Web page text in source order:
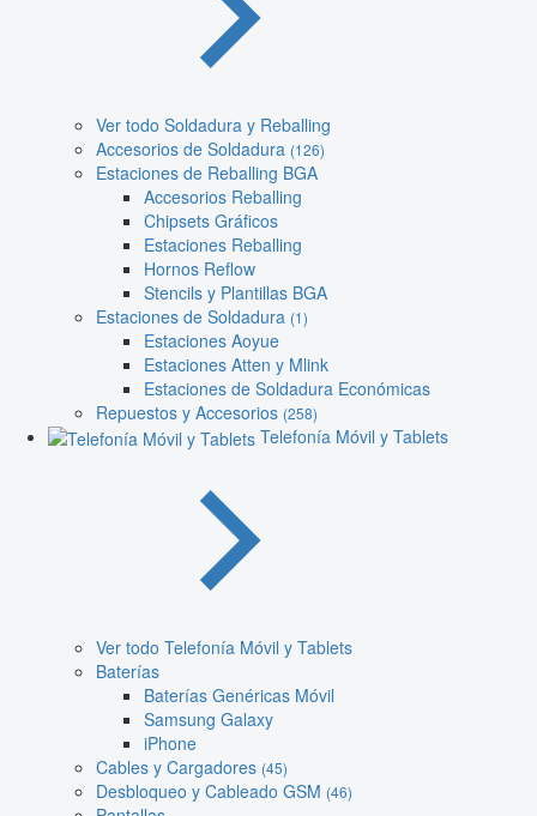
Ver todo Soldadura y Reballing
Accesorios de Soldadura (126)
Estaciones de Reballing BGA
Accesorios Reballing
Chipsets Gráficos
Estaciones Reballing
Hornos Reflow
Stencils y Plantillas BGA
Estaciones de Soldadura (1)
Estaciones Aoyue
Estaciones Atten y Mlink
Estaciones de Soldadura Económicas
Repuestos y Accesorios (258)
Telefonía Móvil y Tablets
Ver todo Telefonía Móvil y Tablets
Baterías
Baterías Genéricas Móvil
Samsung Galaxy
iPhone
Cables y Cargadores (45)
Desbloqueo y Cableado GSM (46)